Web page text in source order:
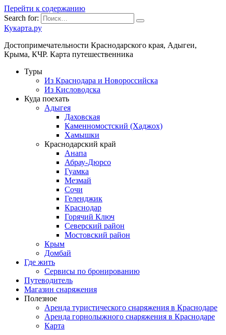
Перейти к содержанию
Search for:
Кукарта.ру
Достопримечательности Краснодарского края, Адыгеи,
Крыма, КЧР. Карта путешественника
Туры
Из Краснодара и Новороссийска
Из Кисловодска
Куда поехать
Адыгея
Даховская
Каменномостский (Хаджох)
Хамышки
Краснодарский край
Анапа
Абрау-Дюрсо
Гуамка
Мезмай
Сочи
Геленджик
Краснодар
Горячий Ключ
Северский район
Мостовский район
Крым
Домбай
Где жить
Сервисы по бронированию
Путеводитель
Магазин снаряжения
Полезное
Аренда туристического снаряжения в Краснодаре
Аренда горнолыжного снаряжения в Краснодаре
Карта